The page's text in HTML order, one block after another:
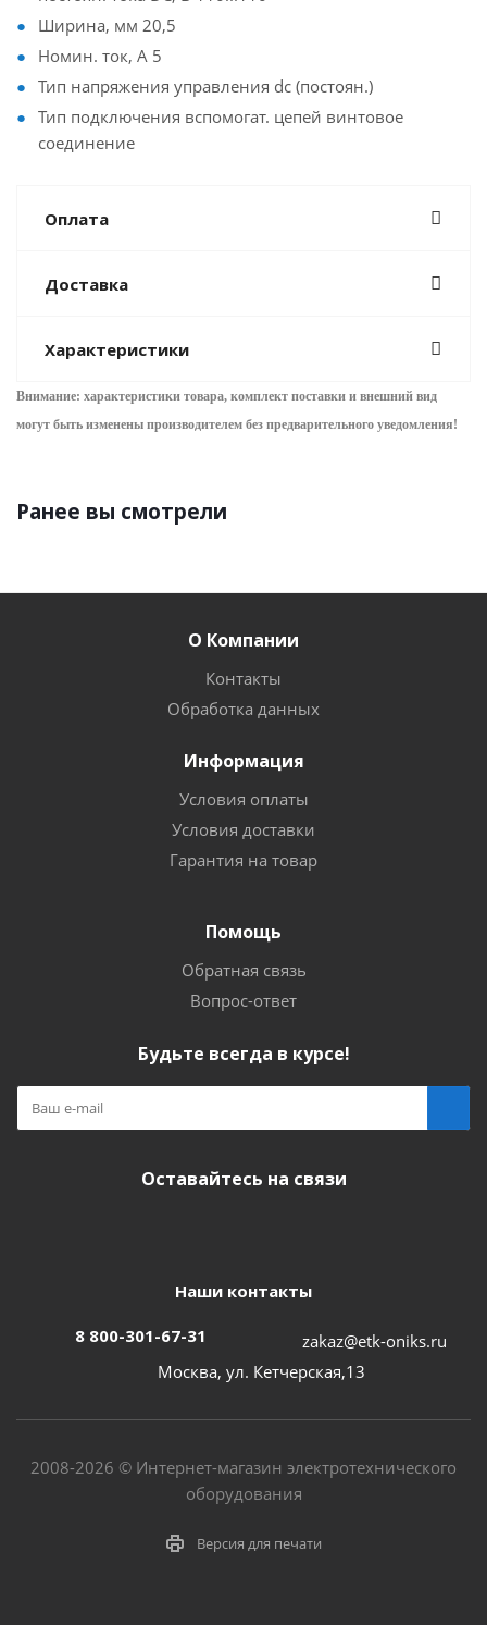
Ширина, мм 20,5
Номин. ток, А 5
Тип напряжения управления dc (постоян.)
Тип подключения вспомогат. цепей винтовое
соединение
Оплата
Доставка
Характеристики
Внимание: характеристики товара, комплект поставки и внешний вид
могут быть изменены производителем без предварительного уведомления!
Ранее вы смотрели
О Компании
Контакты
Обработка данных
Информация
Условия оплаты
Условия доставки
Гарантия на товар
Помощь
Обратная связь
Вопрос-ответ
Будьте всегда в курсе!
Оставайтесь на связи
Наши контакты
8 800-301-67-31
zakaz@etk-oniks.ru
Москва, ул. Кетчерская,13
2008-2026 © Интернет-магазин электротехнического
оборудования
Версия для печати